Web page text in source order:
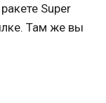
Super
Там же вы